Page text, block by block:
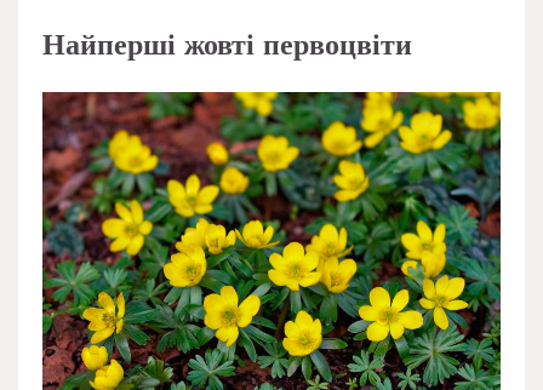
Найперші жовті первоцвіти